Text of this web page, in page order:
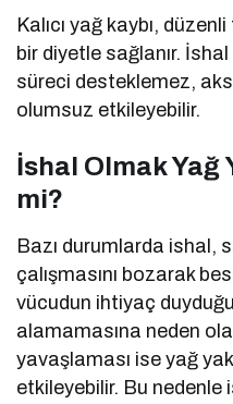
Kalıcı yağ kaybı,
bir diyetle sağlanır.
süreci desteklemez,
olumsuz etkileyebilir.
İshal Olmak Yağ
mi?
Bazı durumlarda ishal,
çalışmasını bozarak
vücudun ihtiyaç
alamamasına neden
yavaşlaması ise yağ
etkileyebilir. Bu nedenle